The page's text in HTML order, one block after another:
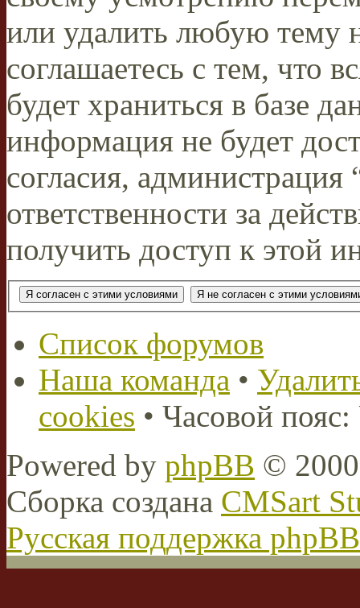
или удалить любую тему
соглашаетесь с тем, что
будет храниться в базе
информация не будет
согласия,
ответственности за
получить доступ к этой
Список форумов
Наша команда •
cookies • Часовой
Powered by phpBB ©
Сборка создана CMSart
Русская поддержка phpBB